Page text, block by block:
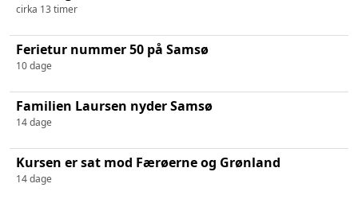
cirka 13 timer
Ferietur nummer 50 på Samsø
10 dage
Familien Laursen nyder Samsø
14 dage
Kursen er sat mod Færøerne og Grønland
14 dage